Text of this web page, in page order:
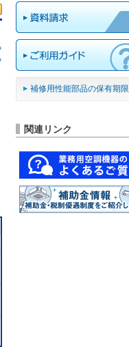
補修用性能部品の保有期限
関連リンク